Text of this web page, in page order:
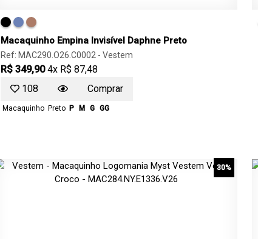
Macaquinho Empina Invisível Daphne Preto
Ref: MAC290.O26.C0002 - Vestem
R$ 349,90 4x R$ 87,48
108
Comprar
Macaquinho Preto P M G GG
30%